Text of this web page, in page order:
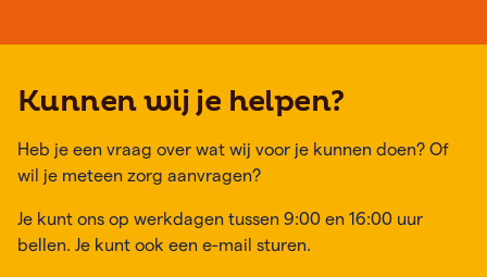
Kunnen wij je helpen?
Heb je een vraag over wat wij voor je kunnen doen? Of
wil je meteen zorg aanvragen?
Je kunt ons op werkdagen tussen 9:00 en 16:00 uur
bellen. Je kunt ook een e-mail sturen.